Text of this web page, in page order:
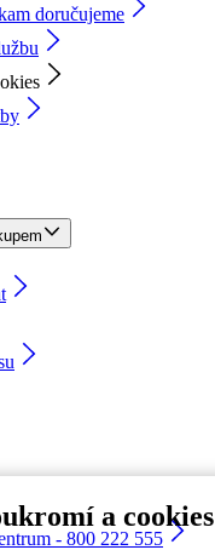
a cookies
doručujeme
- 800 222 555